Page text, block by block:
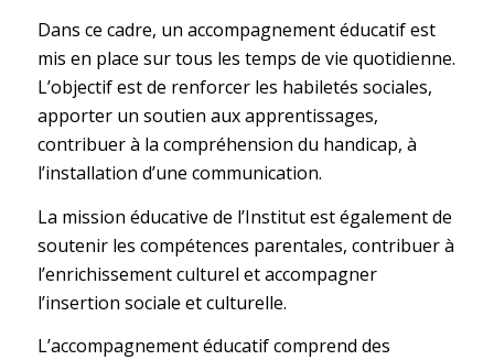
Dans ce cadre, un accompagnement éducatif est
mis en place sur tous les temps de vie quotidienne.
L’objectif est de renforcer les habiletés sociales,
apporter un soutien aux apprentissages,
contribuer à la compréhension du handicap, à
l’installation d’une communication.
La mission éducative de l’Institut est également de
soutenir les compétences parentales, contribuer à
l’enrichissement culturel et accompagner
l’insertion sociale et culturelle.
L’accompagnement éducatif comprend des